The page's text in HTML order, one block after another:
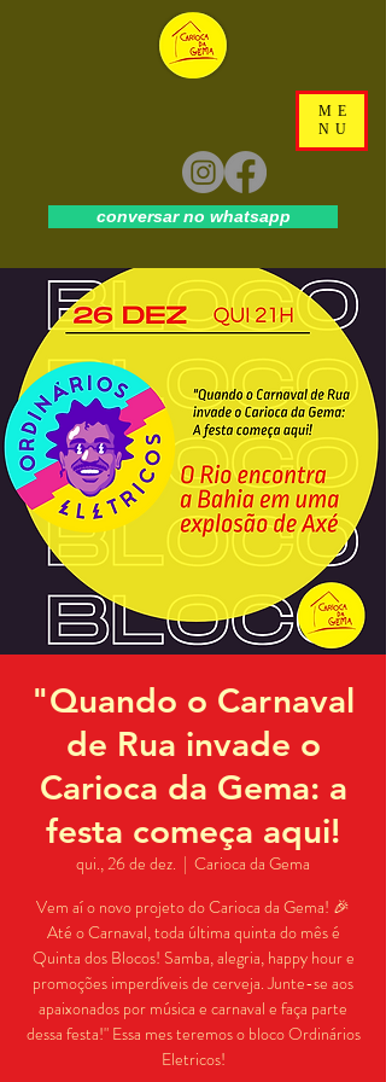
ME
NU
conversar no whatsapp
"Quando o Carnaval
de Rua invade o
Carioca da Gema: a
festa começa aqui!
qui., 26 de dez.
  |
Carioca da Gema
Vem aí o novo projeto do Carioca da Gema! 🎉
Até o Carnaval, toda última quinta do mês é
Quinta dos Blocos! Samba, alegria, happy hour e
promoções imperdíveis de cerveja. Junte-se aos
apaixonados por música e carnaval e faça parte
dessa festa!" Essa mes teremos o bloco Ordinários
Eletricos!